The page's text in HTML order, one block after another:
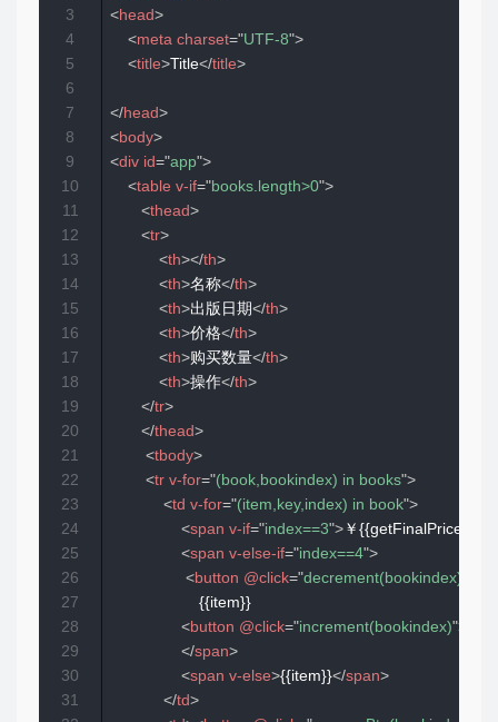
<head>
<meta charset="UTF-8">
<title>Title</title>
</head>
<body>
<div id="app">
<table v-if="books.length>0">
<thead>
<tr>
<th></th>
<th>名称</th>
<th>出版日期</th>
<th>价格</th>
<th>购买数量</th>
<th>操作</th>
</tr>
</thead>
<tbody>
<tr v-for="(book,bookindex) in books">
<td v-for="(item,key,index) in book">
<span v-if="index==3"> ￥
<span v-else-if="index==4">
<button @click="decrement(bookindex)
                    {{item}}
<button @click="increment(bookindex)">
</span>
<span v-else>{{item}}</span>
</td>
3
4
5
6
7
8
9
10
11
12
13
14
15
16
17
18
19
20
21
22
23
24
25
26
27
28
29
30
31